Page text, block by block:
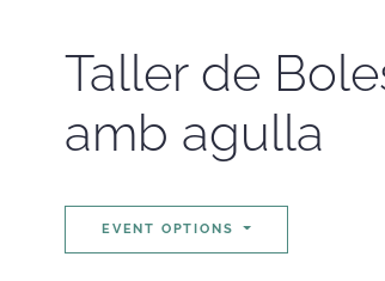
Taller de
amb agulla
EVENT OPTIONS